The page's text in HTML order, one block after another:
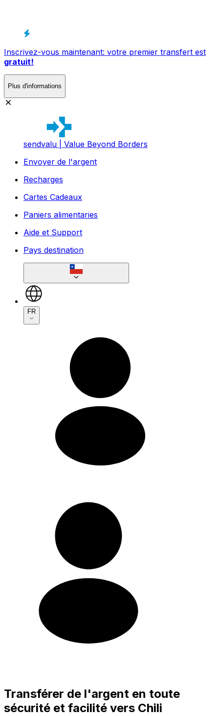
Inscrivez-vous maintenant: votre premier transfert est
gratuit!
Plus d'informations
sendvalu | Value Beyond Borders
Envoyer de l'argent
Recharges
Cartes Cadeaux
Paniers alimentaries
Aide et Support
Pays destination
FR
Transférer de l'argent en toute
sécurité et facilité vers Chili